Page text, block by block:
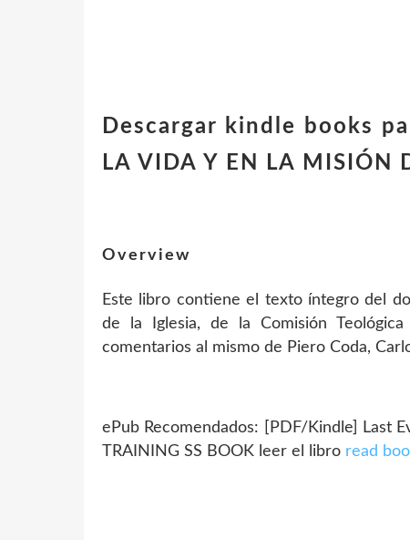
Descargar kindle books
LA VIDA Y EN LA MISIÓN
Overview
Este libro contiene el texto íntegro del
de la Iglesia, de la Comisión
comentarios al mismo de Piero Coda,
ePub Recomendados: [PDF/Kindle] Last
TRAINING SS BOOK leer el libro read